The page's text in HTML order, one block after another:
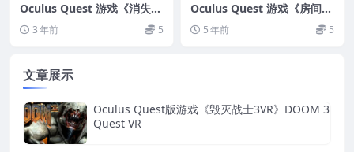
Oculus Quest 游戏《消失的
恩典VR》Vanishing Grace
VR游戏下载
3 年前 5
Oculus Quest 游戏《房间编
辑器VR》Custom Home M
apper VR
5 年前 5
文章展示
Oculus Quest版游戏《毁灭战士3VR》DOOM 3
Quest VR